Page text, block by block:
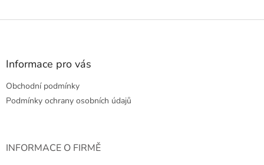
Z
Informace pro vás
Obchodní podmínky
Podmínky ochrany osobních údajů
INFORMACE O FIRMĚ